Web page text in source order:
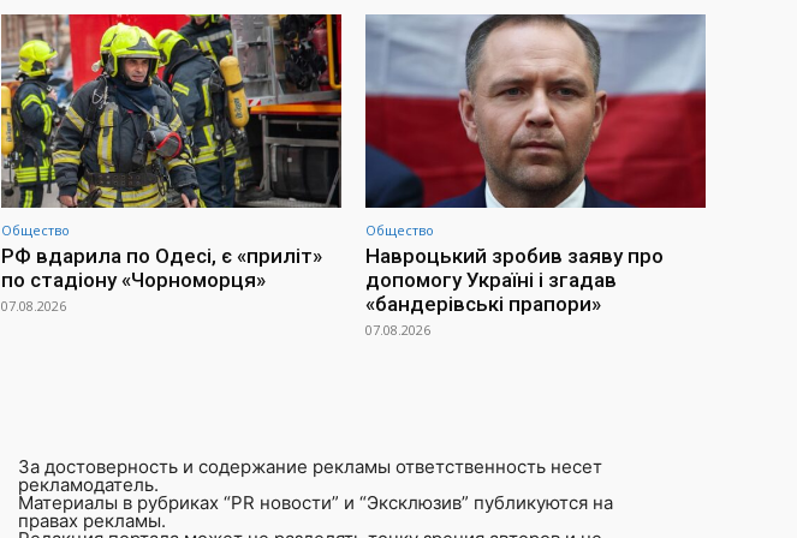
Общество
РФ вдарила по Одесі, є «приліт»
по стадіону «Чорноморця»
07.08.2026
Общество
Навроцький зробив заяву про
допомогу Україні і згадав
«бандерівські прапори»
07.08.2026
За достоверность и содержание рекламы ответственность несет
рекламодатель.
Материалы в рубриках “PR новости” и “Эксклюзив” публикуются на
правах рекламы.